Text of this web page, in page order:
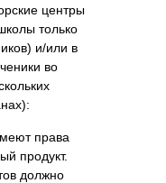
центры
только
и/или в
во
права
продукт.
должно